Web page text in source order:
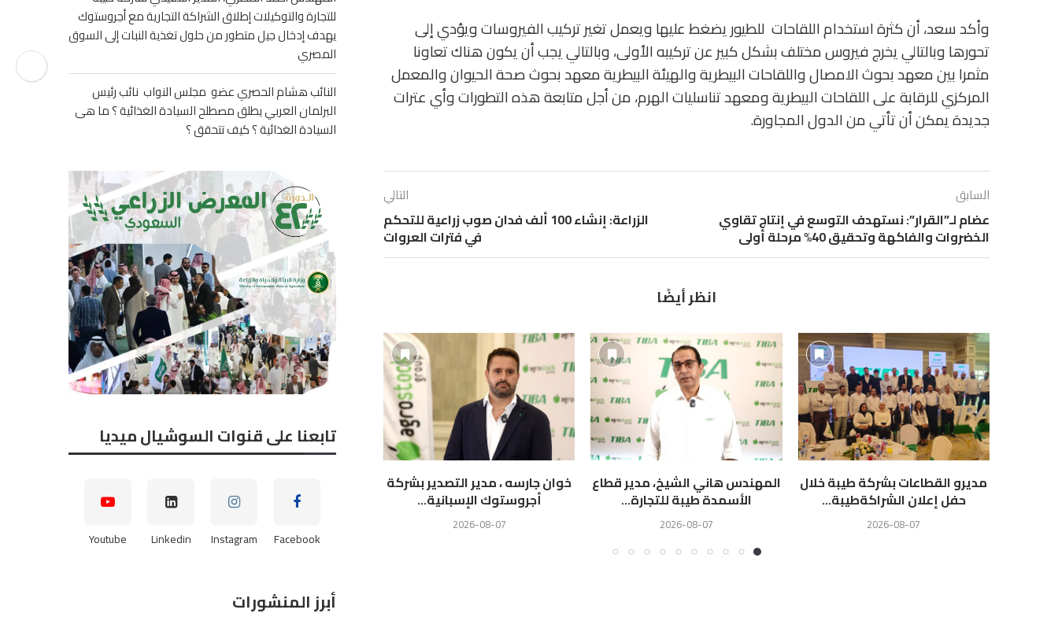
وأكد سعد، أن كثرة استخدام اللقاحات للطيور يضغط عليها ويعمل تغير تركيب الفيروسات ويؤدي إلى
تحورها وبالتالي يخرج فيروس مختلف بشكل كبير عن تركيبه الأولى، وبالتالي يجب أن يكون هناك تعاونا
مثمرا بين معهد بحوث الامصال واللقاحات البيطرية والهيئة البيطرية معهد بحوث صحة الحيوان والمعمل
المركزي للرقابة على اللقاحات البيطرية ومعهد تناسليات الهرم، من أجل متابعة هذه التطورات وأي عترات
جديدة يمكن أن تأتي من الدول المجاورة.
السابق
عضام لـ”القرار”: نستهدف التوسع في إنتاج تقاوي
الخضروات والفاكهة وتحقيق 40% مرحلة أولى
التالي
الزراعة: إنشاء 100 ألف فدان صوب زراعية للتحكم
في فترات العروات
انظر أيضًا
مديرو القطاعات بشركة طيبة خلال
حفل إعلان الشراكةطيبة...
2026-08-07
المهندس هاني الشيخ، مدير قطاع
الأسمدة طيبة للتجارة...
2026-08-07
خوان جارسه ، مدير التصدير بشركة
أجروستوك الإسبانية...
2026-08-07
التنفيذي لشركة طيبة للتجارة... النواب نائب رئيس...
للتجارة والتوكيلات إطلاق الشراكة التجارية مع أجروستوك
يهدف إدخال جيل متطور من حلول تغذية النبات إلى السوق
المصري
النائب هشام الحصري عضو مجلس النواب نائب رئيس
البرلمان العربي يطلق مصطلح السيادة الغذائية ؟ ما هى
السيادة الغذائية ؟ كيف تتحقق ؟
تابعنا على قنوات السوشيال ميديا
Facebook
Instagram
Linkedin
Youtube
أبرز المنشورات